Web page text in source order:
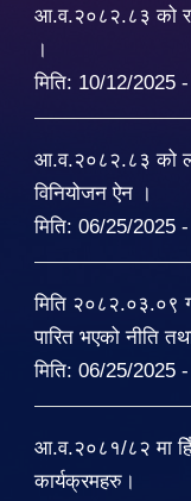
आ.व.२०८२.८३ को
।
मिति: 10/12/2025
आ.व.२०८२.८३ को
विनियोजन ऐन ।
मिति: 06/25/2025
मिति २०८२.०३.०९
पारित भएको नीति
मिति: 06/25/2025
आ.व.२०८१/८२ मा
कार्यक्रमहरु।